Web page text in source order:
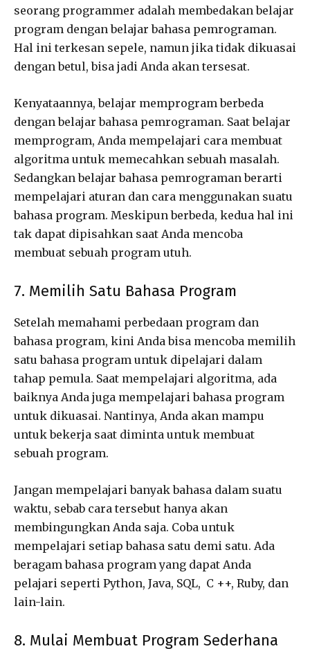
seorang programmer adalah membedakan belajar
program dengan belajar bahasa pemrograman.
Hal ini terkesan sepele, namun jika tidak dikuasai
dengan betul, bisa jadi Anda akan tersesat.
Kenyataannya, belajar memprogram berbeda
dengan belajar bahasa pemrograman. Saat belajar
memprogram, Anda mempelajari cara membuat
algoritma untuk memecahkan sebuah masalah.
Sedangkan belajar bahasa pemrograman berarti
mempelajari aturan dan cara menggunakan suatu
bahasa program. Meskipun berbeda, kedua hal ini
tak dapat dipisahkan saat Anda mencoba
membuat sebuah program utuh.
7. Memilih Satu Bahasa Program
Setelah memahami perbedaan program dan
bahasa program, kini Anda bisa mencoba memilih
satu bahasa program untuk dipelajari dalam
tahap pemula. Saat mempelajari algoritma, ada
baiknya Anda juga mempelajari bahasa program
untuk dikuasai. Nantinya, Anda akan mampu
untuk bekerja saat diminta untuk membuat
sebuah program.
Jangan mempelajari banyak bahasa dalam suatu
waktu, sebab cara tersebut hanya akan
membingungkan Anda saja. Coba untuk
mempelajari setiap bahasa satu demi satu. Ada
beragam bahasa program yang dapat Anda
pelajari seperti Python, Java, SQL, C ++, Ruby, dan
lain-lain.
8. Mulai Membuat Program Sederhana